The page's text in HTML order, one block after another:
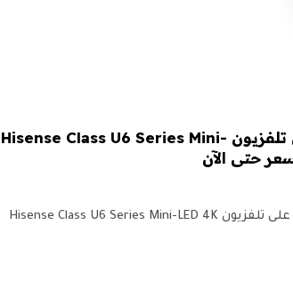
أفضل صفقة تلفزيونية: احصل على تلفزيون Hisense Class U6 Series Mini-
توفير 500.03 دولار: اعتبارًا من 8 أبريل، احصل على تلفزيون Hisense Class U6 Series Mini-LED 4K